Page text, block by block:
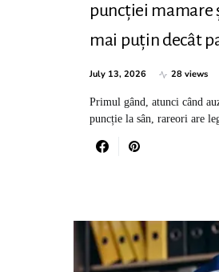
puncției mamare
mai puțin decât
July 13, 2026 28 views
Primul gând, atunci când
puncție la sân, rareori are